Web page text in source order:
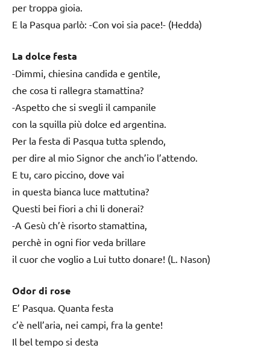
per troppa gioia.
E la Pasqua parlò: -Con voi sia pace!- (Hedda)
La dolce festa
-Dimmi, chiesina candida e gentile,
che cosa ti rallegra stamattina?
-Aspetto che si svegli il campanile
con la squilla più dolce ed argentina.
Per la festa di Pasqua tutta splendo,
per dire al mio Signor che anch’io l’attendo.
E tu, caro piccino, dove vai
in questa bianca luce mattutina?
Questi bei fiori a chi li donerai?
-A Gesù ch’è risorto stamattina,
perchè in ogni fior veda brillare
il cuor che voglio a Lui tutto donare! (L. Nason)
Odor di rose
E’ Pasqua. Quanta festa
c’è nell’aria, nei campi, fra la gente!
Il bel tempo si desta